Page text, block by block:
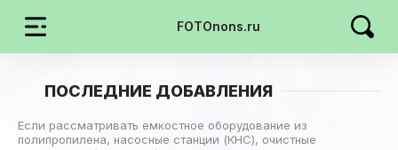
FOTOnons.ru
ПОСЛЕДНИЕ ДОБАВЛЕНИЯ
Если рассматривать емкостное оборудование из
полипропилена, насосные станции (КНС), очистные